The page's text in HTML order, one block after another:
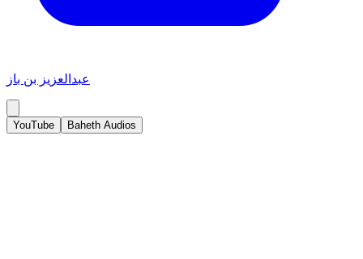
عبدالعزيز بن باز
YouTube Baheth Audios